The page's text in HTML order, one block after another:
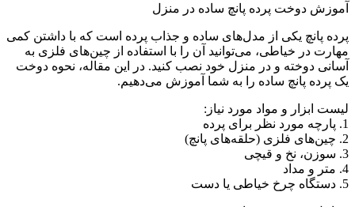
آموزش دوخت پرده پانچ ساده در منزل
پرده پانچ یکی از مدل‌های ساده و جذاب پرده است که با داشتن کمی
مهارت در خیاطی، می‌توانید آن را با استفاده از چین‌های فلزی به
آسانی دوخته و در منزل خود نصب کنید. در این مقاله، نحوه دوخت
یک پرده پانچ ساده را به شما آموزش می‌دهیم.
لیست ابزار و مواد مورد نیاز:
1. پارچه مورد نظر برای پرده
2. چین‌های فلزی (حلقه‌های پانچ)
3. سوزن، نخ و قیچی
4. متر و مداد
5. دستگاه چرخ خیاطی یا دست